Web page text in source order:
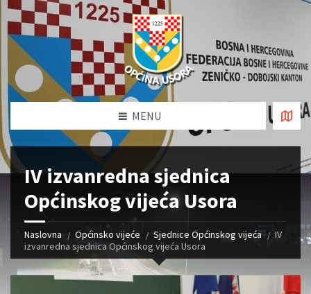
MENU
IV izvanredna sjednica
Općinskog vijeća Usora
Naslovna Općinsko vijeće Sjednice Općinskog vijeća
IV
izvanredna sjednica Općinskog vijeća Usora